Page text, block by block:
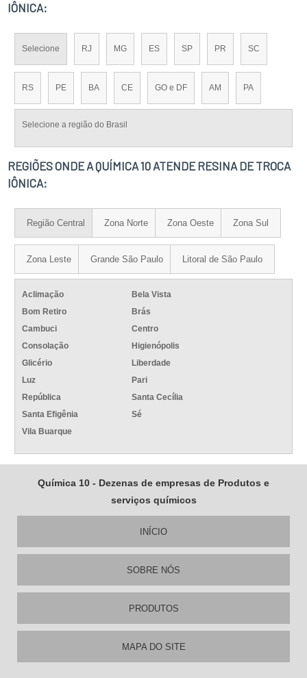
IÔNICA:
Selecione RJ MG ES SP PR SC
RS PE BA CE GO e DF AM PA
Selecione a região do Brasil
REGIÕES ONDE A QUÍMICA 10 ATENDE RESINA DE TROCA
IÔNICA:
Região Central Zona Norte Zona Oeste Zona Sul
Zona Leste Grande São Paulo Litoral de São Paulo
Aclimação
Bela Vista
Bom Retiro
Brás
Cambuci
Centro
Consolação
Higienópolis
Glicério
Liberdade
Luz
Pari
República
Santa Cecília
Santa Efigênia
Sé
Vila Buarque
Química 10 - Dezenas de empresas de Produtos e
serviços químicos
INÍCIO
SOBRE NÓS
PRODUTOS
MAPA DO SITE